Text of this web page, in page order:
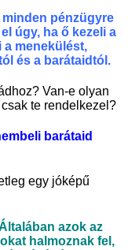
minden pénzügyre
úgy, ha ő kezeli a
a menekülést,
és a barátaidtól.
Van-e olyan
te rendelkezel?
barátaid
egy jóképű
azok az
halmoznak fel,